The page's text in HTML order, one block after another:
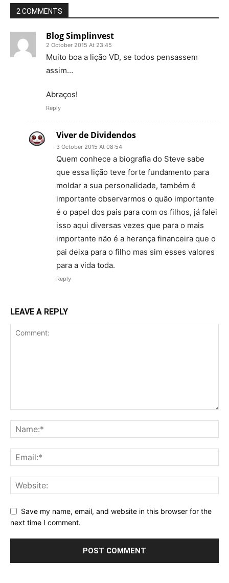
2 COMMENTS
Blog Simplinvest
2 October 2015 At 23:45
Muito boa a lição VD, se todos pensassem
assim…
Abraços!
Reply
Viver de Dividendos
3 October 2015 At 08:54
Quem conhece a biografia do Steve sabe
que essa lição teve forte fundamento para
moldar a sua personalidade, também é
importante observarmos o quão importante
é o papel dos pais para com os filhos, já falei
isso aqui diversas vezes que para o mais
importante não é a herança financeira que o
pai deixa para o filho mas sim esses valores
para a vida toda.
Reply
LEAVE A REPLY
Save my name, email, and website in this browser for the
next time I comment.